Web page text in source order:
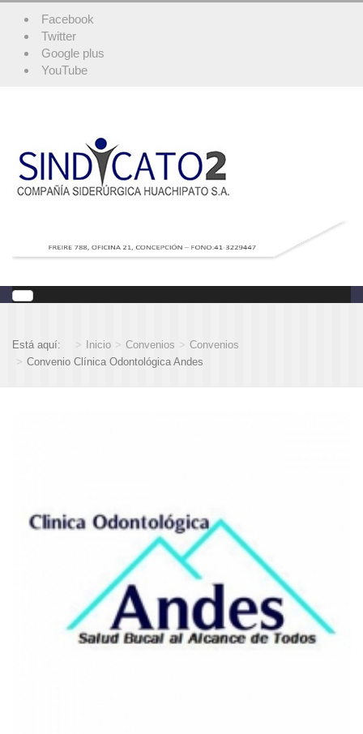
Facebook
Twitter
Google plus
YouTube
Está aquí: Inicio Convenios
Convenios
Convenio Clínica Odontológica Andes